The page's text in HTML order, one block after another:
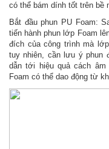
có thể bám dính tốt trên bề
Bắt đầu phun PU Foam:
tiến hành phun lớp Foam
đích của công trình mà
tuy nhiên, cần lưu ý phun
dẫn tới hiệu quả cách
Foam có thể dao động từ